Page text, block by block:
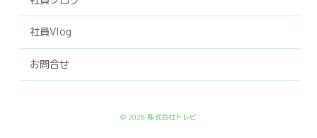
社員Vlog
お問合せ
© 2026 株式会社トレビ